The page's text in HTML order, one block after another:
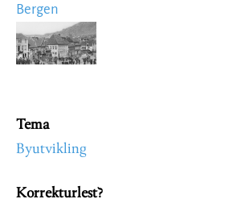
Bergen
Image
Tema
Byutvikling
Korrekturlest?